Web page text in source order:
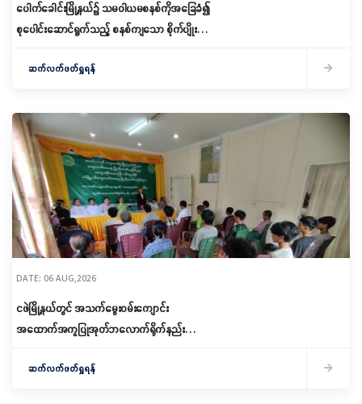
ပေါက်ခေါင်းမြို့နယ်၌ သမဝါယမစနစ်ကိုအခြေခံ၍
စုပေါင်းဆောင်ရွက်သည့် စနစ်ကျသော စိုက်ပျိုးရေး
ဆက်လက်ဖတ်ရှုရန်
DATE: 06 AUG,2026
ငဖဲမြို့နယ်တွင် အသက်မွေးဝမ်းကျောင်း
အထောက်အကူပြုအုတ်ဘလောက်ရိုက်နည်း
ဆက်လက်ဖတ်ရှုရန်